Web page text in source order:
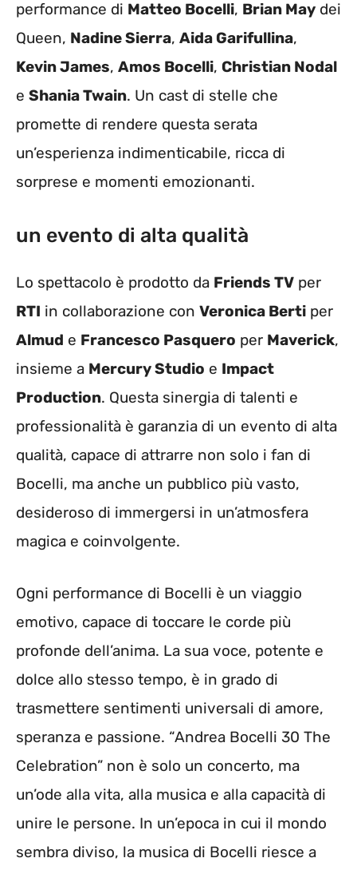
performance di Matteo Bocelli, Brian May dei
Queen, Nadine Sierra, Aida Garifullina,
Kevin James, Amos Bocelli, Christian Nodal
e Shania Twain. Un cast di stelle che
promette di rendere questa serata
un’esperienza indimenticabile, ricca di
sorprese e momenti emozionanti.
un evento di alta qualità
Lo spettacolo è prodotto da Friends TV per
RTI in collaborazione con Veronica Berti per
Almud e Francesco Pasquero per Maverick,
insieme a Mercury Studio e Impact
Production. Questa sinergia di talenti e
professionalità è garanzia di un evento di alta
qualità, capace di attrarre non solo i fan di
Bocelli, ma anche un pubblico più vasto,
desideroso di immergersi in un’atmosfera
magica e coinvolgente.
Ogni performance di Bocelli è un viaggio
emotivo, capace di toccare le corde più
profonde dell’anima. La sua voce, potente e
dolce allo stesso tempo, è in grado di
trasmettere sentimenti universali di amore,
speranza e passione. “Andrea Bocelli 30 The
Celebration” non è solo un concerto, ma
un’ode alla vita, alla musica e alla capacità di
unire le persone. In un’epoca in cui il mondo
sembra diviso, la musica di Bocelli riesce a